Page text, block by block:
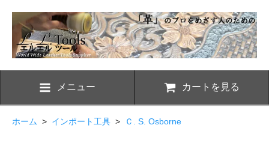
メニュー カートを見る
ホーム > インポート工具 > Ｃ. S. Osborne